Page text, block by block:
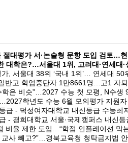
절대평가 서·논술형 문항 도입 검토…
대학은?…서울대 1위, 고려대·연세대·
, 서울대 38위 ‘국내 1위’… 연세대 50
반고 학업중단자 1만8661명…고1 자
학은 비슷”…2027 수능 첫 모평, N수생
학년도 수능 6월 모의평가 지원
급 - 덕성여자대학교 내신등급 수능
- 경희대학교 서울·국제캠퍼스 내신
비율 제한 도입…“학점 인플레이션 막
교사 빼고?”…경북교육청 청탁금지법